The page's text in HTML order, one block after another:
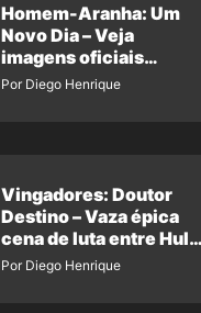
Homem-Aranha: Um
Novo Dia – Veja
imagens oficiais
descartadas do Hulk
Por Diego Henrique
Vingadores: Doutor
Destino – Vaza épica
cena de luta entre Hulk
e o Coisa
Por Diego Henrique